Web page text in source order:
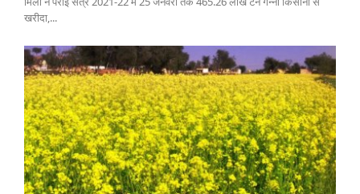
Agritech
Cooperatives
International
Rural Dialogue
Ground Report
खरीदा,...